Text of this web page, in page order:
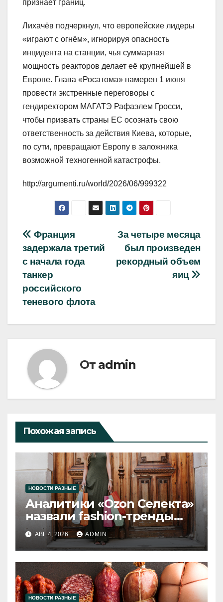
признаёт границ.
Лихачёв подчеркнул, что европейские лидеры
«играют с огнём», игнорируя опасность
инцидента на станции, чья суммарная
мощность реакторов делает её крупнейшей в
Европе. Глава «Росатома» намерен 1 июня
провести экстренные переговоры с
гендиректором МАГАТЭ Рафаэлем Гросси,
чтобы призвать страны ЕС осознать свою
ответственность за действия Киева, которые,
по сути, превращают Европу в заложника
возможной техногенной катастрофы.
http://argumenti.ru/world/2026/06/999322
Навигация
по
записям
За четыре месяца
был произведен
рекордный объем
яиц
Франция
задержала третий
с начала года
танкер
российского
теневого флота
От admin
Похожая запись
НОВОСТИ РАЗНЫЕ
Аналитики «Ozon Селекта»
назвали fashion-тренды
2026 года
АВГ 4, 2026 ADMIN
НОВОСТИ РАЗНЫЕ